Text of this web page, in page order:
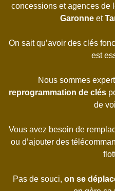
concessions et agences de
Garonneet
On sait qu’avoir des clés
est
Nous sommes
reprogrammation de clés
de
Vous avez besoin de
ou d’ajouter des
Pas de souci, on se